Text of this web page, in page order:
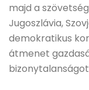
majd a
Jugoszlávia,
demokratikus
átmenet